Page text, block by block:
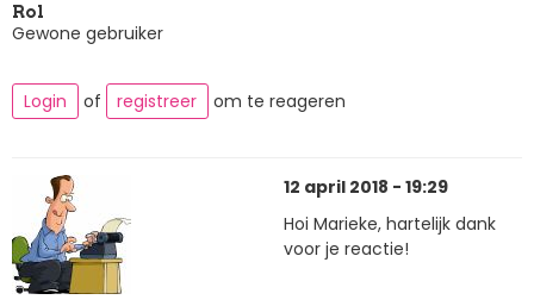
Rol
Gewone gebruiker
Login of registreer om te reageren
12 april 2018 - 19:29
Hoi Marieke, hartelijk dank
voor je reactie!